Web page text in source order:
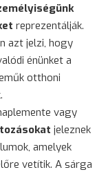
reprezentálják.
azt jelzi, hogy
énünket a
otthoni
vagy
jeleznek
amelyek
vetítik. A sárga